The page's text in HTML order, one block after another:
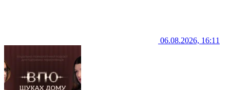
06.08.2026, 16:11